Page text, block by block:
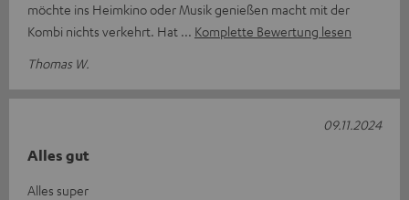
möchte ins Heimkino oder Musik genießen macht mit der
Kombi nichts verkehrt. Hat
Komplette Bewertung lesen
Thomas W.
Alles gut
Alles super
09.11.2024